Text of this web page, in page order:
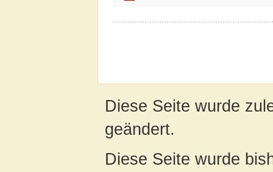
Diese Seite wurde
geändert.
Diese Seite wurde